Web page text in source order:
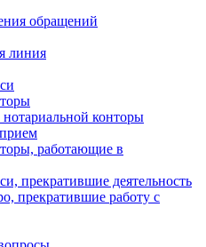
обращений
линия
конторы
работающие в
прекратившие деятельность
прекратившие работу с